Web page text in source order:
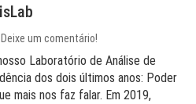
Deixe um comentário!
Laboratório de Análise de
dos dois últimos anos: Poder
mais nos faz falar. Em 2019,